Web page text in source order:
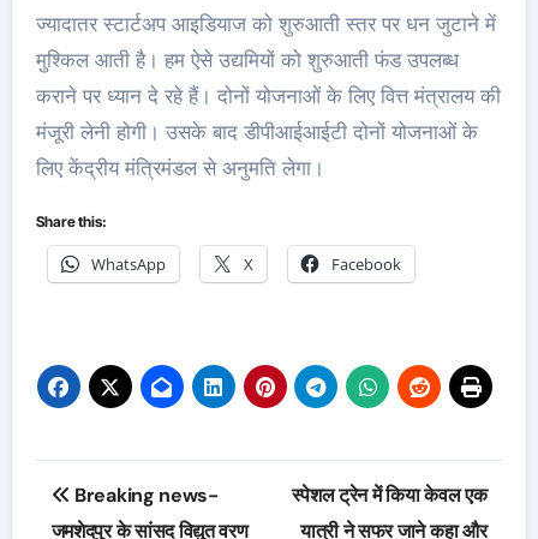
ज्यादातर स्टार्टअप आइडियाज को शुरुआती स्तर पर धन जुटाने में
मुश्किल आती है। हम ऐसे उद्यमियों को शुरुआती फंड उपलब्ध
कराने पर ध्यान दे रहे हैं। दोनों योजनाओं के लिए वित्त मंत्रालय की
मंजूरी लेनी होगी। उसके बाद डीपीआईआईटी दोनों योजनाओं के
लिए केंद्रीय मंत्रिमंडल से अनुमति लेगा।
Share this:
WhatsApp X Facebook
Post
Breaking news-
जमशेदपुर के सांसद विद्युत वरण
स्पेशल ट्रेन में किया केवल एक
यात्री ने सफर जाने कहा और